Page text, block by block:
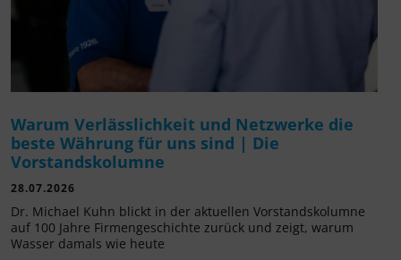
Warum Verlässlichkeit und Netzwerke die
beste Währung für uns sind | Die
Vorstandskolumne
28.07.2026
Dr. Michael Kuhn blickt in der aktuellen Vorstandskolumne
auf 100 Jahre Firmengeschichte zurück und zeigt, warum
Wasser damals wie heute